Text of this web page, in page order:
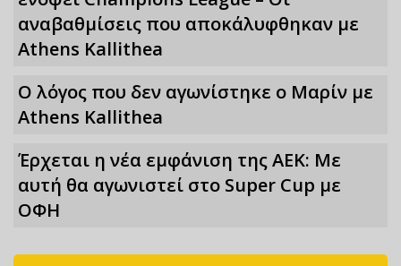
αναβαθμίσεις που αποκάλυφθηκαν με
Athens Kallithea
Ο λόγος που δεν αγωνίστηκε ο Μαρίν με
Athens Kallithea
Έρχεται η νέα εμφάνιση της ΑΕΚ: Με
αυτή θα αγωνιστεί στο Super Cup με
ΟΦΗ